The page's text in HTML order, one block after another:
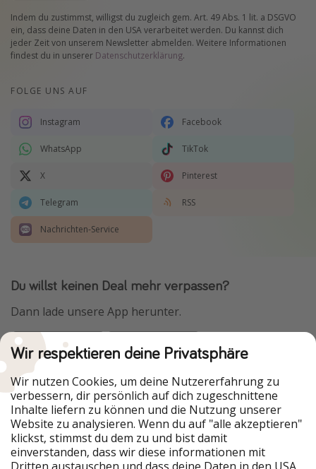
Indem du zustimmst, willigst du zugleich gem. Art. 49 Abs. 1 lit. a DSGVO
ein, dass deine Daten in den USA verarbeitet werden. Du kannst dich
jeder Zeit von unserem Newsletter abmelden. Weitere Informationen
findest du in unserer Datenschutzerklärung.
FOLGE UNS AUF
Instagram Facebook
WhatsApp TikTok
X Pinterest
Telegram RSS
Nachrichten-Service
Du willst keinen Deal mehr verpassen?
Dann lade unsere App herunter.
Urlaubspiraten ist Teil der HolidayPirates Group
Unsere Märkte
PiratinViaggio
HolidayPirates
VakantiePiraten
WakacyjniPiraci
VoyagesPirates
Ferienpiraten
Wir respektieren deine Privatsphäre
Wir nutzen Cookies, um deine Nutzererfahrung zu
verbessern, dir persönlich auf dich zugeschnittene
Inhalte liefern zu können und die Nutzung unserer
Website zu analysieren. Wenn du auf "alle akzeptieren"
klickst, stimmst du dem zu und bist damit
einverstanden, dass wir diese informationen mit